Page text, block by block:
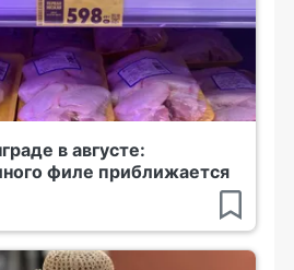
в августе:
филе приближается